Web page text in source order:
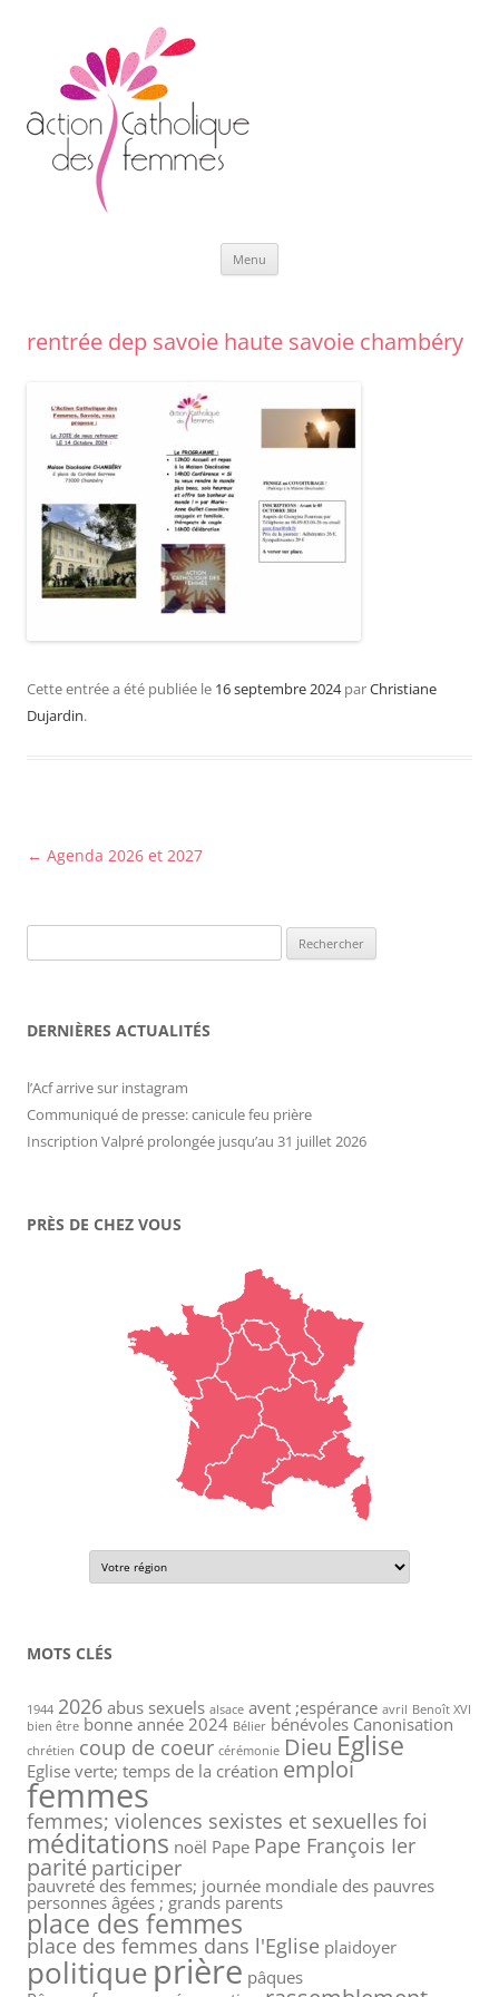
Menu
rentrée dep savoie haute savoie chambéry
Cette entrée a été publiée le 16 septembre 2024 parChristiane
Dujardin.
Navigation
← Agenda 2026 et 2027
DERNIÈRES ACTUALITÉS
l’Acf arrive sur instagram
Communiqué de presse: canicule feu prière
Inscription Valpré prolongée jusqu’au 31 juillet 2026
PRÈS DE CHEZ VOUS
MOTS CLÉS
1944 2026 abus sexuels alsace avent ;espérance avril Benoît XVI
bien être bonne année 2024 Bélier bénévoles Canonisation
chrétien coup de coeur cérémonie Dieu Eglise
Eglise verte; temps de la création emploi
femmes
femmes; violences sexistes et sexuelles foi
méditations noël Pape Pape François Ier
parité participer
pauvreté des femmes; journée mondiale des pauvres
personnes âgées ; grands parents
place des femmes
place des femmes dans l'Eglise plaidoyer
politique prière pâques